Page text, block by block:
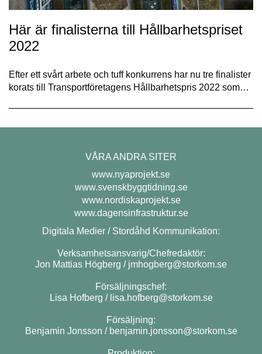
Här är finalisterna till Hållbarhetspriset
2022
Efter ett svårt arbete och tuff konkurrens har nu tre finalister
korats till Transportföretagens Hållbarhetspris 2022 som…
VÅRA ANDRA SITER
www.nyaprojekt.se
www.svenskbyggtidning.se
www.nordiskaprojekt.se
www.dagensinfrastruktur.se
Digitala Medier / Stordåhd Kommunikation:
Verksamhetsansvarig/Chefredaktör:
Jon Mattias Högberg / jmhogberg@storkom.se
Försäljningschef:
Lisa Hofberg / lisa.hofberg@storkom.se
Försäljning:
Benjamin Jonsson / benjamin.jonsson@storkom.se